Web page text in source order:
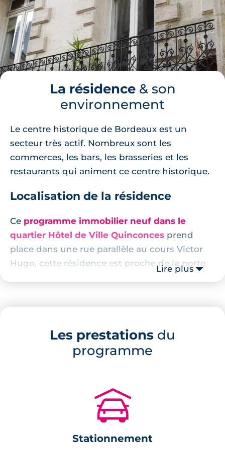
La résidence& son
environnement
Le centre historique de Bordeaux est un
secteur très actif. Nombreux sont les
commerces, les bars, les brasseries et les
restaurants qui animent ce centre historique.
Localisation de la résidence
Ce programme immobilier neuf dans le
quartier Hôtel de Ville Quinconces prend
place dans une rue parallèle au cours Victor
Hugo, cette résidence est proche de la porte
personne. Habiter ce programme immobilier
Description de la résidence
L'immeuble qui date du début du 19
compose de 5 appartements de 2 et de 3
pièces. Les façades, la toiture ainsi que les
restaurées. L'objectif étant que l'opération
Lire plus
Les prestations du
programme
🚗
Stationnement